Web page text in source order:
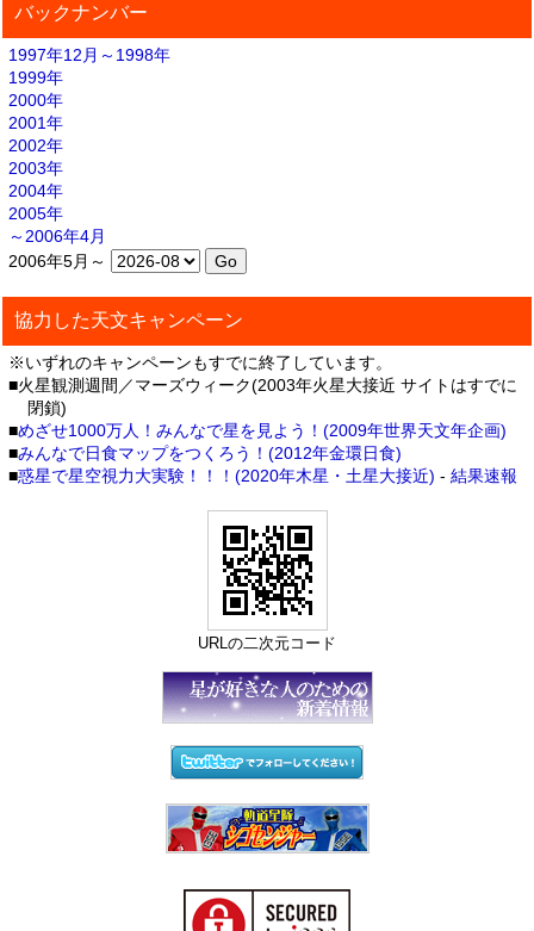
バックナンバー
1997年12月～1998年
1999年
2000年
2001年
2002年
2003年
2004年
2005年
～2006年4月
2006年5月～
協力した天文キャンペーン
※いずれのキャンペーンもすでに終了しています。
■火星観測週間／マーズウィーク(2003年火星大接近 サイトはすでに
閉鎖)
■めざせ1000万人！みんなで星を見よう！(2009年世界天文年企画)
■みんなで日食マップをつくろう！(2012年金環日食)
■惑星で星空視力大実験！！！(2020年木星・土星大接近) - 結果速報
URLの二次元コード